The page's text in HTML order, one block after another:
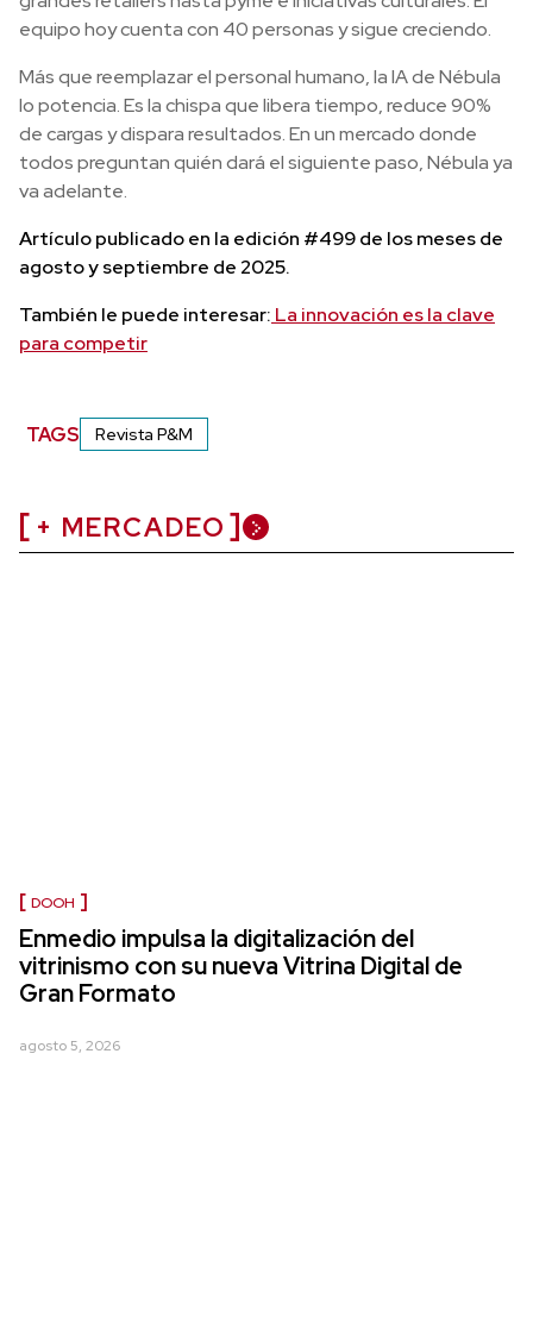
equipo hoy cuenta con 40 personas y sigue creciendo.
Más que reemplazar el personal humano, la IA de Nébula
lo potencia. Es la chispa que libera tiempo, reduce 90%
de cargas y dispara resultados. En un mercado donde
todos preguntan quién dará el siguiente paso, Nébula ya
va adelante.
Artículo publicado en la edición #499 de los meses de
agosto y septiembre de 2025.
También le puede interesar: La innovación es la clave
para competir
TAGS Revista P&M
+ MERCADEO
DOOH
Enmedio impulsa la digitalización del
vitrinismo con su nueva Vitrina Digital de
Gran Formato
agosto 5, 2026